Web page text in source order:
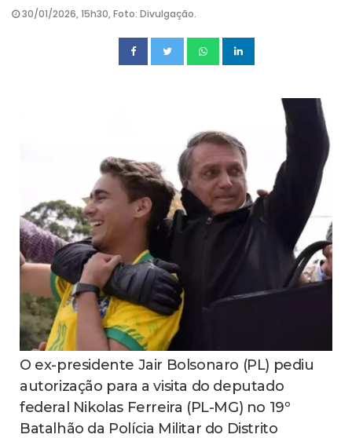
30/01/2026, 15h30, Foto: Divulgação.
O ex-presidente Jair Bolsonaro (PL) pediu
autorização para a visita do deputado
federal Nikolas Ferreira (PL-MG) no 19º
Batalhão da Polícia Militar do Distrito